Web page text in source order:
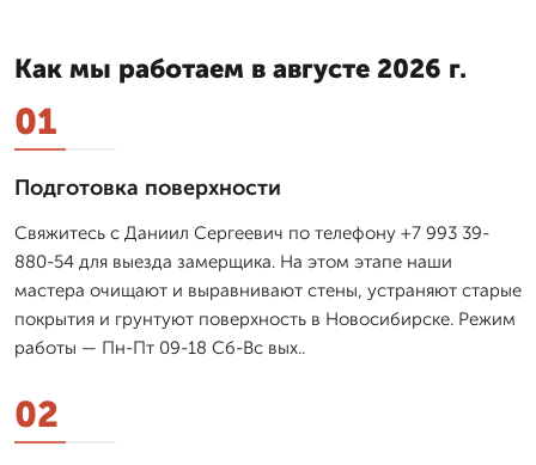
Как мы работаем в августе 2026 г.
01
Подготовка поверхности
Свяжитесь с Даниил Сергеевич по телефону +7 993 39-
880-54 для выезда замерщика. На этом этапе наши
мастера очищают и выравнивают стены, устраняют старые
покрытия и грунтуют поверхность в Новосибирске. Режим
работы — Пн-Пт 09-18 Сб-Вс вых..
02